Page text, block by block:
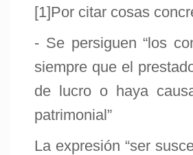
[1]Por citar cosas
- Se persiguen “los
siempre que el
de lucro o haya
patrimonial”
La expresión “ser